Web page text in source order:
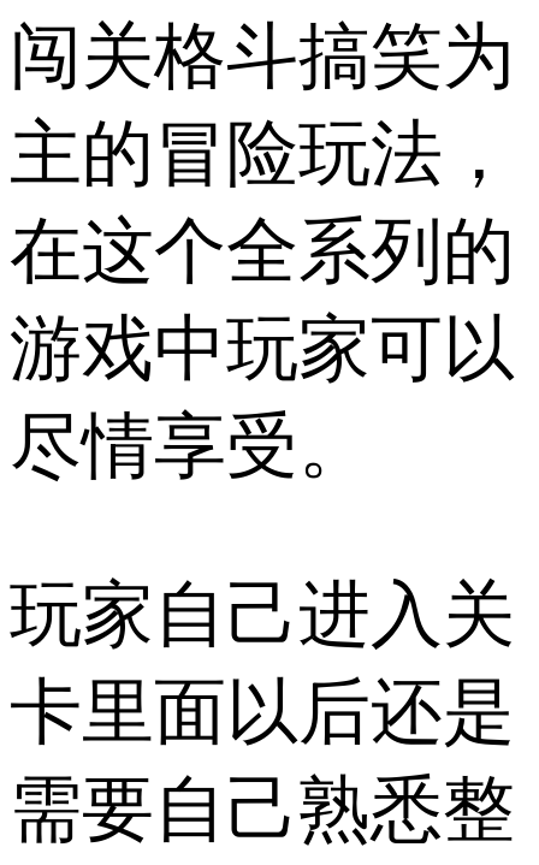
闯关格斗搞笑为
主的冒险玩法，
在这个全系列的
游戏中玩家可以
尽情享受。
玩家自己进入关
卡里面以后还是
需要自己熟悉整